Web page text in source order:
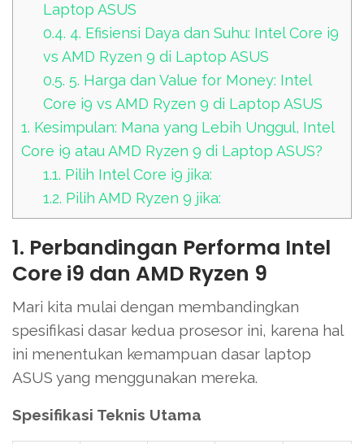
Laptop ASUS
0.4. 4. Efisiensi Daya dan Suhu: Intel Core i9
vs AMD Ryzen 9 di Laptop ASUS
0.5. 5. Harga dan Value for Money: Intel
Core i9 vs AMD Ryzen 9 di Laptop ASUS
1. Kesimpulan: Mana yang Lebih Unggul, Intel
Core i9 atau AMD Ryzen 9 di Laptop ASUS?
1.1. Pilih Intel Core i9 jika:
1.2. Pilih AMD Ryzen 9 jika:
1. Perbandingan Performa Intel
Core i9 dan AMD Ryzen 9
Mari kita mulai dengan membandingkan
spesifikasi dasar kedua prosesor ini, karena hal
ini menentukan kemampuan dasar laptop
ASUS yang menggunakan mereka.
Spesifikasi Teknis Utama